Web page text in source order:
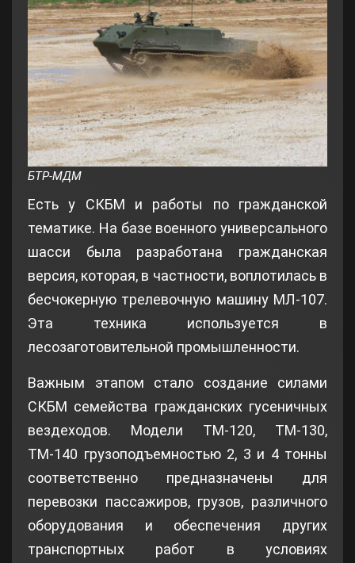
БТР-МДМ
Есть у СКБМ и работы по гражданской
тематике. На базе военного универсального
шасси была разработана гражданская
версия, которая, в частности, воплотилась в
бесчокерную трелевочную машину МЛ-107.
Эта техника используется в
лесозаготовительной промышленности.
Важным этапом стало создание силами
СКБМ семейства гражданских гусеничных
вездеходов. Модели ТМ-120, ТМ-130,
ТМ-140 грузоподъемностью 2, 3 и 4 тонны
соответственно предназначены для
перевозки пассажиров, грузов, различного
оборудования и обеспечения других
транспортных работ в условиях